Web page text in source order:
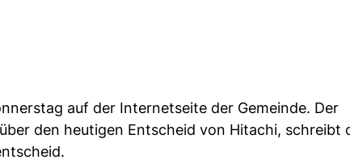
auf der Internetseite der Gemeinde. Der
den heutigen Entscheid von Hitachi, schreibt